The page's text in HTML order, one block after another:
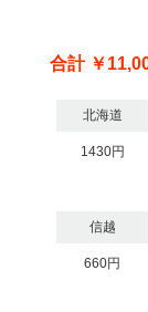
合計 ￥
北海道
1430円
信越
660円